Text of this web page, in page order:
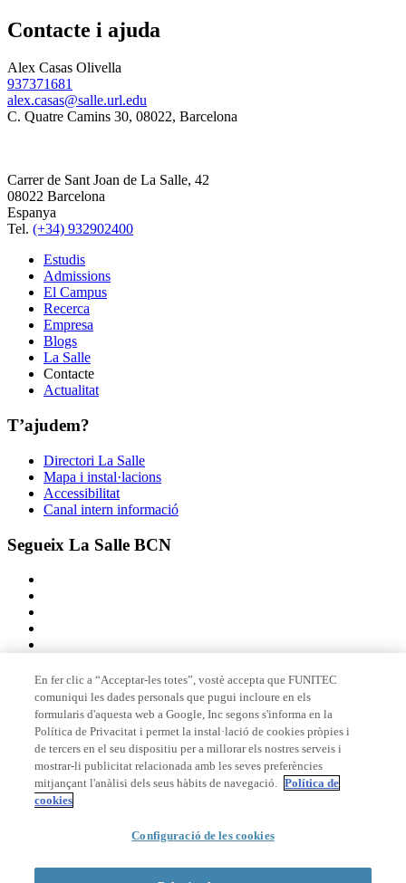
Contacte i ajuda
Alex Casas Olivella
937371681
alex.casas@salle.url.edu
C. Quatre Camins 30, 08022, Barcelona
Carrer de Sant Joan de La Salle, 42
08022 Barcelona
Espanya
Tel. (+34) 932902400
Estudis
Admissions
El Campus
Recerca
Empresa
Blogs
La Salle
Contacte
Actualitat
T’ajudem?
Directori La Salle
Mapa i instal·lacions
Accessibilitat
Canal intern informació
Segueix La Salle BCN
Membre de
Acreditacions
© 2026 La Salle Campus Barcelona - URL |Avís legal
En fer clic a “Acceptar-les totes”, vostè accepta que FUNITEC
comuniqui les dades personals que pugui incloure en els
formularis d'aquesta web a Google, Inc segons s'informa en la
Política de Privacitat i permet la instal·lació de cookies pròpies i
de tercers en el seu dispositiu per a millorar els nostres serveis i
mostrar-li publicitat relacionada amb les seves preferències
mitjançant l'anàlisi dels seus hàbits de navegació. Política de
cookies
Configuració de les cookies